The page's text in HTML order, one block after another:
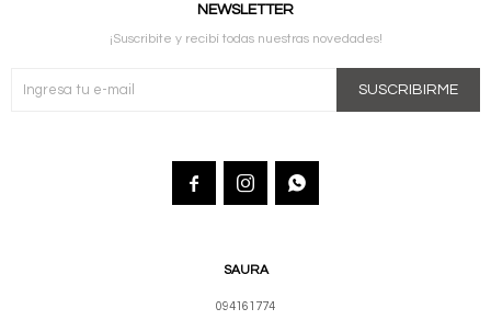
SAURA
094161774
NEWSLETTER
¡Suscribite y recibí todas nuestras novedades!
SUSCRIBIRME
  